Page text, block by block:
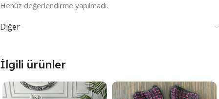
Henüz değerlendirme yapılmadı.
Diğer
İlgili ürünler